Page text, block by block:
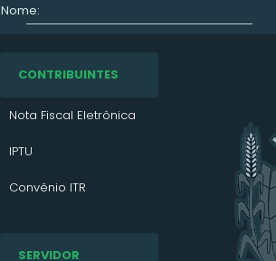
Nome:
CONTRIBUINTES
Nota Fiscal Eletrônica
IPTU
Convênio ITR
SERVIDOR